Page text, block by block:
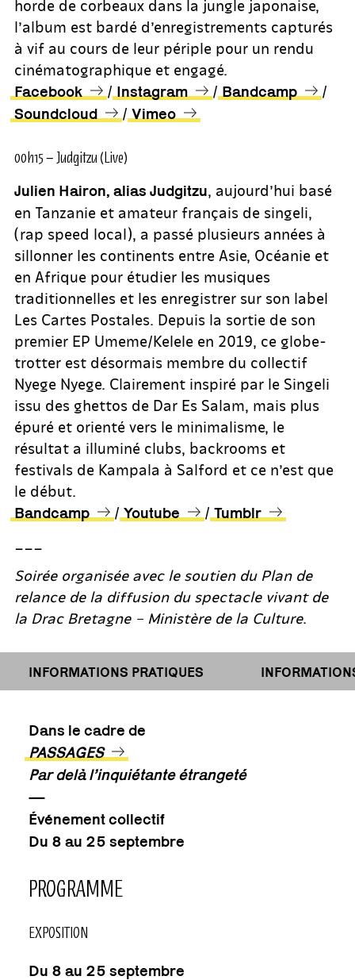
horde de corbeaux dans la jungle japonaise,
l’album est bardé d’enregistrements capturés
à vif au cours de leur périple pour un rendu
cinématographique et engagé.
Facebook / Instagram / Bandcamp /
Soundcloud / Vimeo
00h15 – Judgitzu (Live)
Julien Hairon, alias Judgitzu , aujourd’hui basé
en Tanzanie et amateur français de singeli,
(rap speed local), a passé plusieurs années à
sillonner les continents entre Asie, Océanie et
en Afrique pour étudier les musiques
traditionnelles et les enregistrer sur son label
Les Cartes Postales. Depuis la sortie de son
premier EP Umeme/Kelele en 2019, ce globe-
trotter est désormais membre du collectif
Nyege Nyege. Clairement inspiré par le Singeli
issu des ghettos de Dar Es Salam, mais plus
épuré et orienté vers le minimalisme, le
résultat a illuminé clubs, backrooms et
festivals de Kampala à Salford et ce n’est que
le début.
Bandcamp / Youtube / Tumblr
Soirée organisée avec le soutien du Plan de
relance de la diffusion du spectacle vivant de
la Drac Bretagne – Ministère de la Culture.
INFORMATIONS PRATIQUES INFORMATIONS
Dans le cadre de
PASSAGES
Par delà l’inquiétante étrangeté
—
Événement collectif
Du 8 au 25 septembre
PROGRAMME
EXPOSITION
Du 8 au 25 septembre